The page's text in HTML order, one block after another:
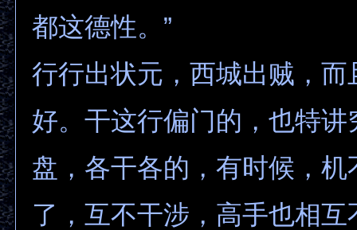
都这德性。”
行行出状元，西城出贼，而
好。干这行偏门的，也特讲
盘，各干各的，有时候，机
了，互不干涉，高手也相互